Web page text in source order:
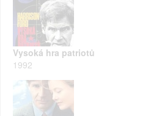
Vysoká hra patriotů
1992